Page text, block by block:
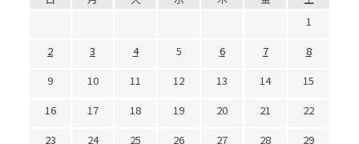
1
2
3 4 5 6 7
8
9
10 11 12 13 14
15
16
17 18 19 20 21
22
23
24 25 26 27 28
29